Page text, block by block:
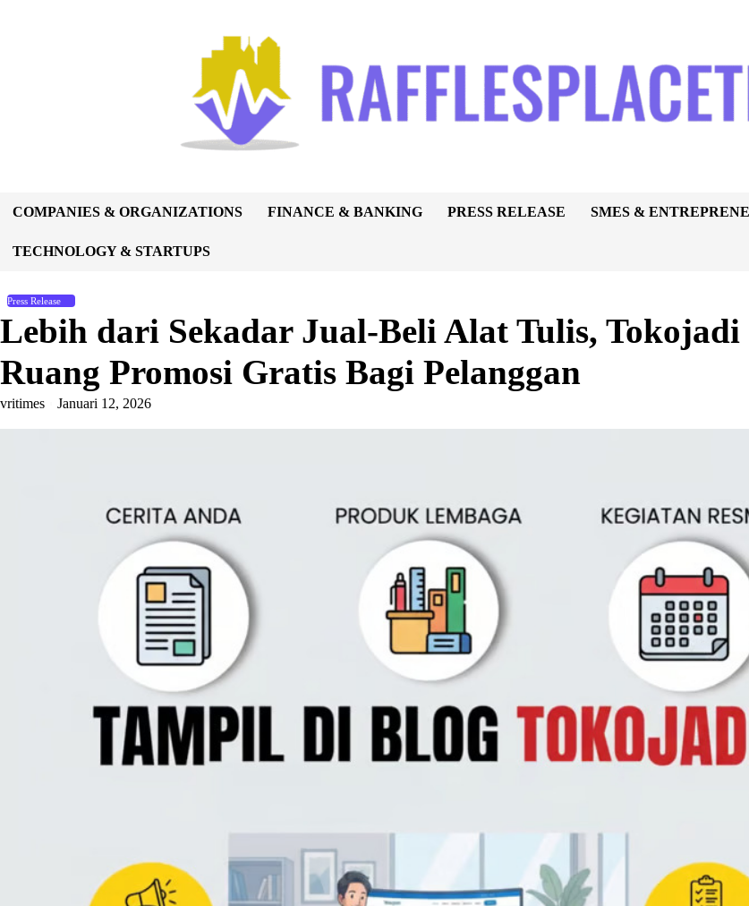
COMPANIES & ORGANIZATIONS FINANCE & BANKING PRESS RELEASE SMES &
TECHNOLOGY & STARTUPS
Press Release
Lebih dari Sekadar Jual-Beli Alat Tulis, Tokojadi
Ruang Promosi Gratis Bagi Pelanggan
vritimes Januari 12, 2026